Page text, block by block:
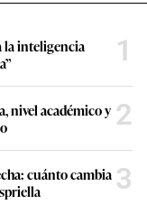
la inteligencia
1
nivel académico y 2
cuánto cambia 3